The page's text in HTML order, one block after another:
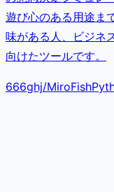
遊び心のある用途ま
味がある人、ビジネ
向けたツールです。
666ghj/MiroFish